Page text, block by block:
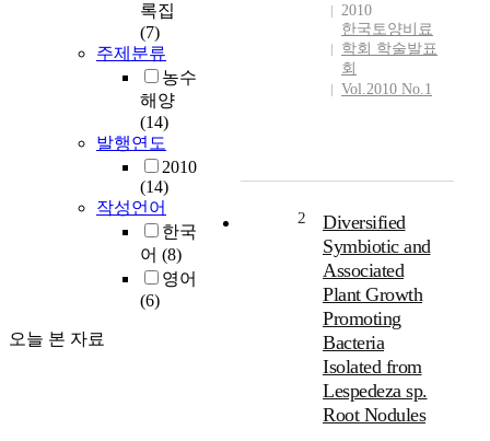
록집
(7)
주제분류
농수
해양
(14)
발행연도
2010
(14)
작성언어
한국
어 (8)
영어
(6)
오늘 본 자료
2010
한국토양비료
학회 학술발표
회
Vol.2010 No.1
2
Diversified
Symbiotic and
Associated
Plant Growth
Promoting
Bacteria
Isolated from
Lespedeza sp.
Root Nodules